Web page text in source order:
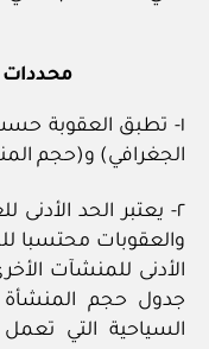
محددات
١- تطبق العقوبة
الجغرافي) و(حجم
٢- يعتبر الحد
والعقوبات محتسبا
الأدنى للمنشآت
جدول حجم
السياحية التي